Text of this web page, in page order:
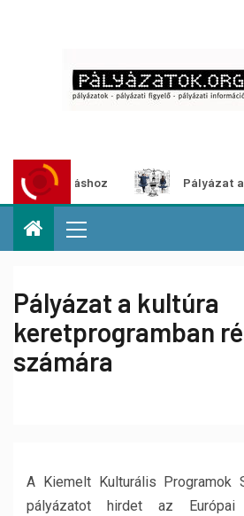
Pályázat a nemek
Pályázat a kultúra
keretprogramban
számára
A Kiemelt Kulturális Programok
pályázatot hirdet az Európai